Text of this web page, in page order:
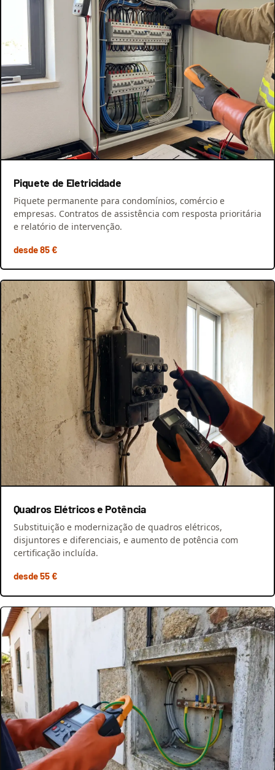
Piquete de Eletricidade
Piquete permanente para condomínios, comércio e
empresas. Contratos de assistência com resposta prioritária
e relatório de intervenção.
desde 85 €
Quadros Elétricos e Potência
Substituição e modernização de quadros elétricos,
disjuntores e diferenciais, e aumento de potência com
certificação incluída.
desde 55 €